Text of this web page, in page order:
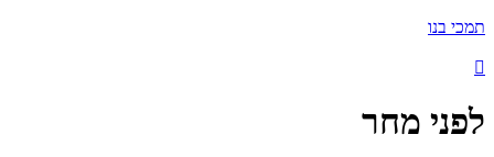
תמכי בנו
לפני מחר